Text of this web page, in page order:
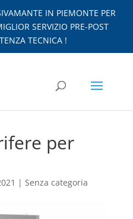
IN PIEMONTE PER
SERVIZIO PRE-POST
TECNICA !
per
| Senza categoria